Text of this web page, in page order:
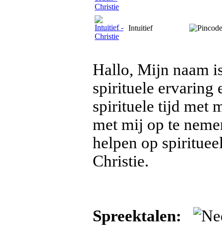
Intuitief
Hallo, Mijn naam
spirituele ervaring
spirituele tijd met
met mij op te
helpen op
Christie.
Spreektalen: